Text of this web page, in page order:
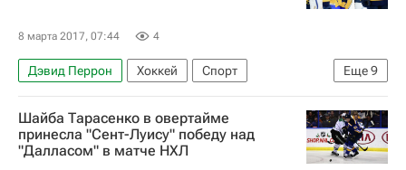
8 марта 2017, 07:44 4
Еще9
Дэвид Перрон Хоккей
Спорт
Национальная хоккейная лига (НХЛ)
Сент-Луис Блюз
Эдмонтон Ойлерз
Миннесота Уайлд
Колорадо Эвеланш
Шайба Тарасенко в овертайме
принесла "Сент-Луису" победу над
"Далласом" в матче НХЛ